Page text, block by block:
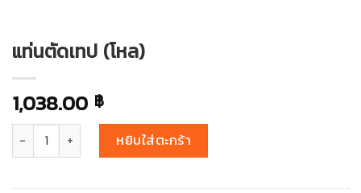
แท่นตัดเทป (โหล)
1,038.00 ฿
จำนวน แท่นตัดเทป (โหล) ชิ้นหยิบใส่ตะกร้า